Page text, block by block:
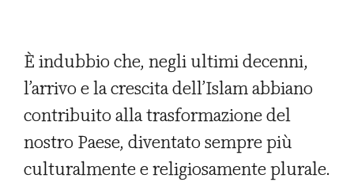
È indubbio che, negli ultimi decenni,
l’arrivo e la crescita dell’Islam abbiano
contribuito alla trasformazione del
nostro Paese, diventato sempre più
culturalmente e religiosamente plurale.